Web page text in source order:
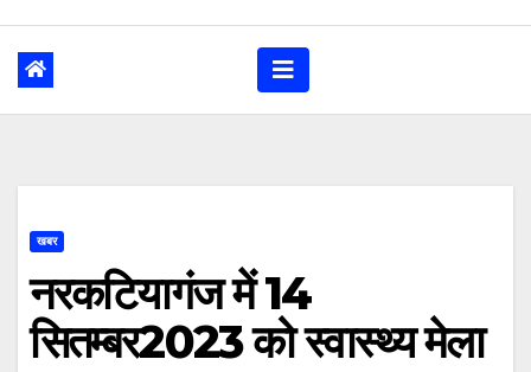
खबर
नरकटियागंज में 14
सितम्बर2023 को स्वास्थ्य मेला